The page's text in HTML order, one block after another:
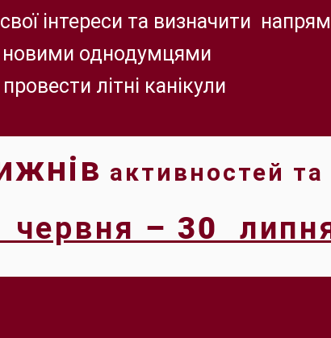
інтереси та визначити
новими однодумцями
літні канікули
активностей
червня – 30